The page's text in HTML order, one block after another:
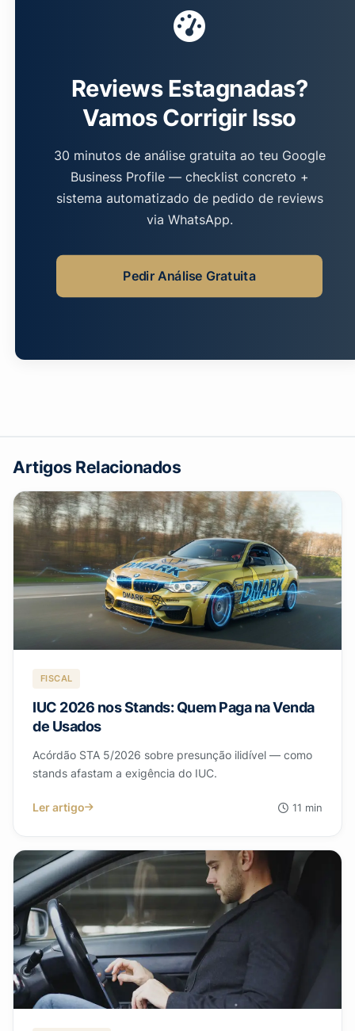
Reviews Estagnadas?
Vamos Corrigir Isso
30 minutos de análise gratuita ao teu Google
Business Profile — checklist concreto +
sistema automatizado de pedido de reviews
via WhatsApp.
Pedir Análise Gratuita
Artigos Relacionados
FISCAL
IUC 2026 nos Stands: Quem Paga na Venda
de Usados
Acórdão STA 5/2026 sobre presunção ilidível — como
stands afastam a exigência do IUC.
Ler artigo 11 min